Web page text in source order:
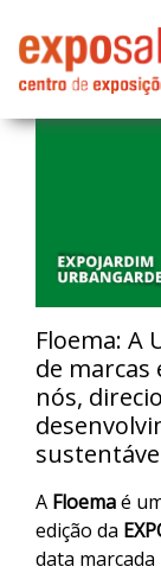
Floema: A
de marcas
nós,
A Floemaé
edição da
data marcada